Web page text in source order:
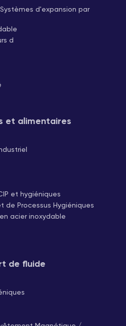
d'expansion par
d
et alimentaires
et hygiéniques
de Processus Hygiéniques
acier inoxydable
de fluide